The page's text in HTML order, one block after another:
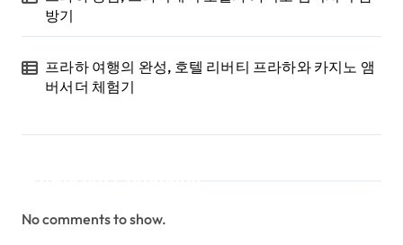
방기
프라하 여행의 완성, 호텔 리버티 프라하와 카지노 앰
버서더 체험기
No comments to show.